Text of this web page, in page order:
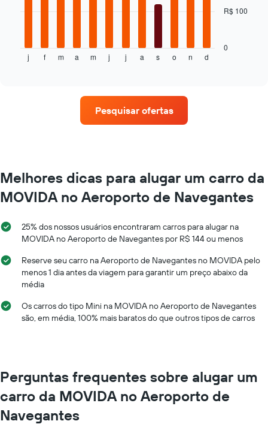
um
aluguel
seguir
exibe
cada
mês
O
eixo
exibindo
os
meses
ano
Y
exibindo
o
preço
médio
j f m a m j j a s o n d
0
R$ 100
Pesquisar ofertas
Melhores dicas para alugar um carro da
MOVIDA no Aeroporto de Navegantes
25% dos nossos usuários encontraram carros para alugar na
MOVIDA no Aeroporto de Navegantes por R$ 144 ou menos
Reserve seu carro na Aeroporto de Navegantes no MOVIDA pelo
menos 1 dia antes da viagem para garantir um preço abaixo da
média
Os carros do tipo Mini na MOVIDA no Aeroporto de Navegantes
são, em média, 100% mais baratos do que outros tipos de carros
Perguntas frequentes sobre alugar um
carro da MOVIDA no Aeroporto de
Navegantes